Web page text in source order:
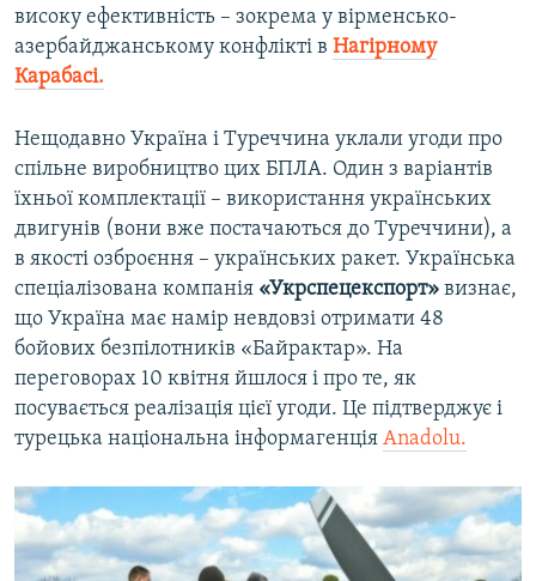
високу ефективність – зокрема у вірменсько-
азербайджанському конфлікті в Нагірному
Карабасі.
Нещодавно Україна і Туреччина уклали угоди про
спільне виробництво цих БПЛА. Один з варіантів
їхньої комплектації – використання українських
двигунів (вони вже постачаються до Туреччини), а
в якості озброєння – українських ракет. Українська
спеціалізована компанія «Укрспецекспорт» визнає,
що Україна має намір невдовзі отримати 48
бойових безпілотників «Байрактар». На
переговорах 10 квітня йшлося і про те, як
посувається реалізація цієї угоди. Це підтверджує і
турецька національна інформагенція Anadolu.